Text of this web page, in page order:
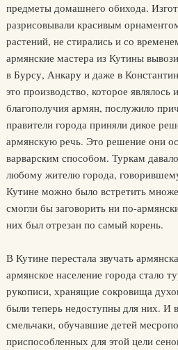
предметы домашнего обихода.
разрисовывали красивым
растений, не стирались и со
армянские мастера из Кутины
в Бурсу, Анкару и даже в
это производство, которое являлось
благополучия армян, послужило
правители города приняли дикое
армянскую речь. Это решение они
варварским способом. Туркам
любому жителю города,
Кутине можно было встретить
смогли бы заговорить ни по-
них был отрезан по самый корень.
В Кутине перестала звучать
армянское население города стало
рукописи, хранящие сокровища
были теперь недоступны для них. И
смельчаки, обучавшие детей
приспособленных для этой цели